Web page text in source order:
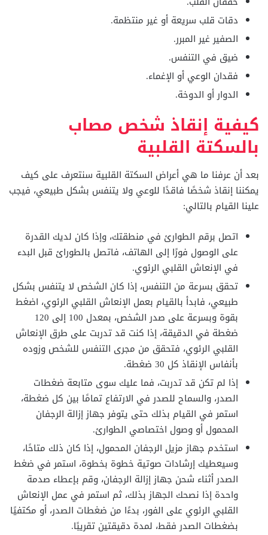
دقات قلب سريعة أو غير منتظمة.
الصفير غير المبرر.
ضيق في التنفس.
فقدان الوعي أو الإغماء.
الدوار أو الدوخة.
كيفية إنقاذ شخص مصاب
بالسكتة القلبية
بعد أن عرفنا ما هي أعراض السكتة القلبية سنتعرف على كيف
يمكننا إنقاذ شخصًا فاقدًا للوعي ولا يتنفس بشكل طبيعي، فيجب
علينا القيام بالتالي:
اتصل برقم الطوارئ في منطقتك، وإذا كان لديك القدرة
على الوصول فورًا إلى الهاتف، فاتصل بالطورائ قبل البدء
في الإنعاش القلبي الرئوي.
تحقق بسرعة من التنفس، إذا كان الشخص لا يتنفس بشكل
طبيعي، فابدأ بالقيام بعمل الإنعاش القلبي الرئوي، اضغط
بقوة وبسرعة على صدر الشخص، بمعدل 100 إلى 120
ضغطة في الدقيقة، إذا كنت قد تدربت على طرق الإنعاش
القلبي الرئوي، فتحقق من مجرى التنفس للشخص وزوده
بأنفاس الإنقاذ كل 30 ضغطة.
إذا لم تكن قد تدربت، فما عليك سوى متابعة ضغطات
الصدر، والسماح للصدر في الارتفاع تمامًا بين كل ضغطة،
استمر في القيام بذلك حتى يتوفر جهاز إزالة الرجفان
المحمول أو وصول اختصاصي الطوارئ.
استخدم جهاز مزيل الرجفان المحمول، إذا كان ذلك متاحًا،
وسيعطيك إرشادات صوتية خطوة بخطوة، استمر في ضغط
الصدر أثناء شحن جهاز إزالة الرجفان، وقم بإعطاء صدمة
واحدة إذا نصحك الجهاز بذلك، ثم استمر في عمل الإنعاش
القلبي الرئوي على الفور، بدءًا من ضغطات الصدر، أو مكتفيًا
بضغطات الصدر فقط، لمدة دقيقتين تقريبًا.